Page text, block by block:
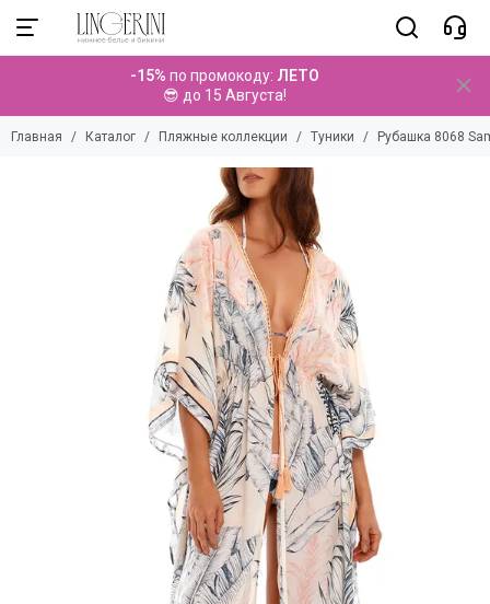
Пляжные коллекции
Смотреть все товары
Купальники
Парео
Детские коллекции
Мужские коллекции
-15% по промокоду: ЛЕТО
😎 до 15 Августа!
Главная Каталог Пляжные коллекции Туники Рубашка 8068